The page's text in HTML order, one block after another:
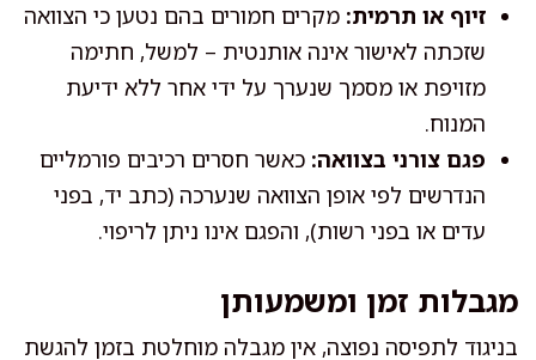
זיוף או תרמית: מקרים חמורים בהם נטען כי הצוואה
שזכתה לאישור אינה אותנטית – למשל, חתימה
מזויפת או מסמך שנערך על ידי אחר ללא ידיעת
המנוח.
פגם צורני בצוואה: כאשר חסרים רכיבים פורמליים
הנדרשים לפי אופן הצוואה שנערכה (כתב יד, בפני
עדים או בפני רשות), והפגם אינו ניתן לריפוי.
מגבלות זמן ומשמעותן
בניגוד לתפיסה נפוצה, אין מגבלה מוחלטת בזמן להגשת